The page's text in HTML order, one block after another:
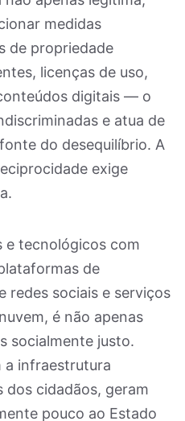
medidas
de propriedade
licenças de uso,
digitais — o
e atua de
do desequilíbrio. A
exige
e tecnológicos com
de
redes sociais e serviços
é não apenas
socialmente justo.
a infraestrutura
dos cidadãos, geram
pouco ao Estado